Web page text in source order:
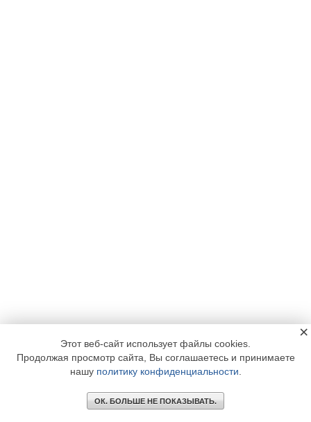
Этот веб-сайт использует файлы cookies.
Продолжая просмотр сайта, Вы соглашаетесь и принимаете
нашу политику конфиденциальности
ОК. БОЛЬШЕ НЕ ПОКАЗЫВАТЬ.
×